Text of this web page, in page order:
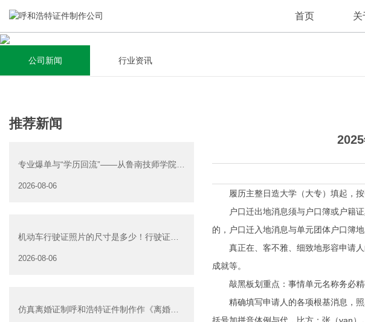
首页 关
关于我们
集研发，设计，制造，安装于一体，多元化的定制需求，为上
千家企业提供过专业定制服务！
查看详情
新闻资讯
全自动流水线规模化生产，准时按期交货，年生产能力超过
40W万方米以上，拥有遍布全国的商务合作伙伴和较为完善的
查看详情
公司新闻 行业资讯
推荐新闻
专业爆单与“学历回流”——从鲁南技师学院透
2026-08-06
机动车行驶证照片的尺寸是多少！行驶证照
2026-08-06
仿真离婚证制呼和浩特证件制作作《离婚证
履历主整日造大学（大专）填起，按
户口迁出地消息须与户口簿或户籍证
的，户口迁入地消息与单元团体户口簿
真正在、客不雅、细致地形容申请人
成就等。
敲黑板划重点：事情单元名称务必精
精确填写申请人的各项根基消息，照